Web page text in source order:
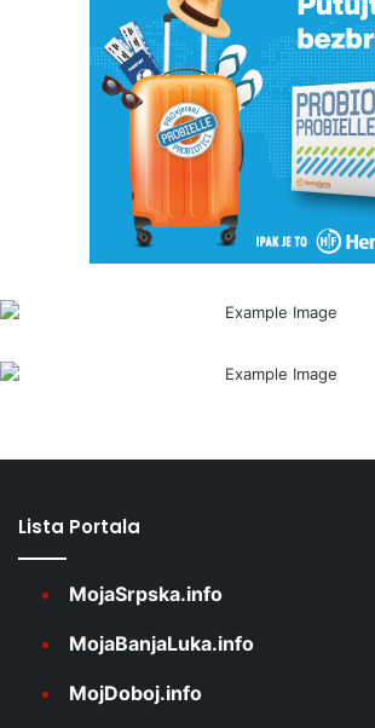
Lista Portala
MojaSrpska.info
MojaBanjaLuka.info
MojDoboj.info